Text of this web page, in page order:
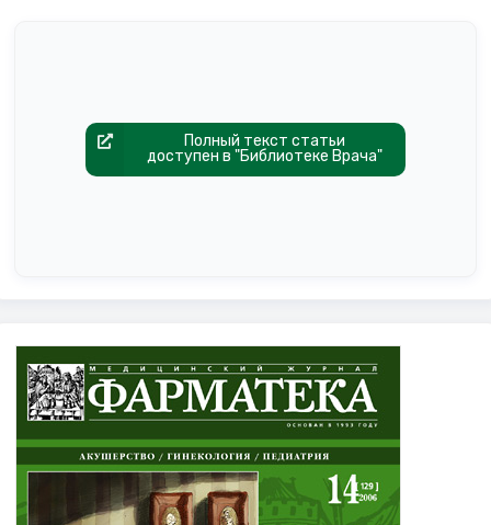
Полный текст статьи
доступен в "Библиотеке Врача"